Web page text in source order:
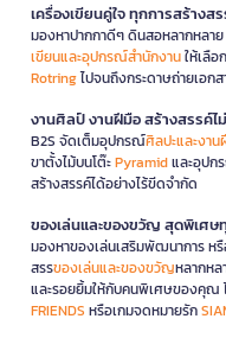
เครื่องเขียนคู่ใจ ทุกการสร้างส
มองหาปากกาดีๆ ดินสอหลากหลา
เขียนและอุปกรณ์สำนักงานให้เลื
Rotringไปจนถึงกระดาษถ่ายเอกส
งานศิลป์ งานฝีมือ สร้างสรรค์ไ
B2S จัดเต็มอุปกรณ์ศิลปะและงา
ขาตั้งไม้บนโต๊ะPyramidและอุปก
สร้างสรรค์ได้อย่างไร้ขีดจำกัด
ของเล่นและของขวัญ สุดพิเศษ
มองหาของเล่นเสริมพัฒนาการ ห
สรรของเล่นและของขวัญหลากหล
และรอยยิ้มให้กับคนพิเศษของคุณ
FRIENDS หรือเกมจดหมายรัก